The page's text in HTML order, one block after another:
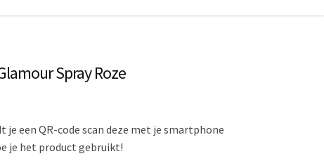
Spray Roze
je een QR-code scan deze met je smartphone
je het product gebruikt!